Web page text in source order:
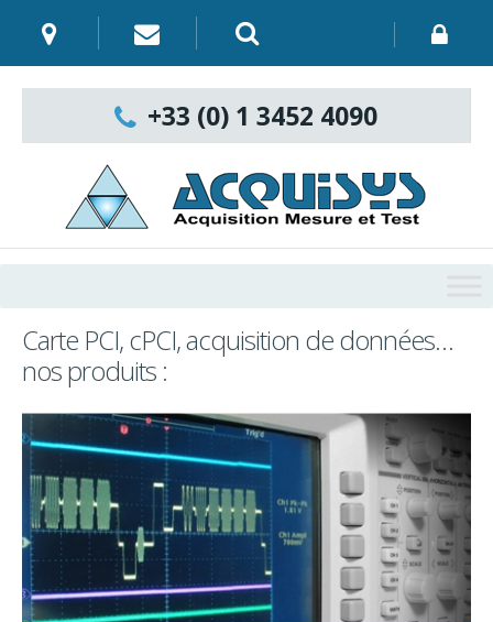
+33 (0) 1 3452 4090
Carte PCI, cPCI, acquisition de données…
nos produits :